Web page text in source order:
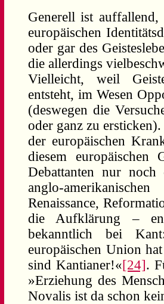
Generell ist
europäischen
oder gar des
die allerdings
Vielleicht, weil
entsteht, im Wesen
(deswegen die
oder ganz zu
der europäischen
diesem europäischen
Debattanten nur
anglo-
Renaissance,
die Aufklärung –
bekanntlich bei
europäischen Union
sind Kantianer!«[24].
»Erziehung des
Novalis ist da schon